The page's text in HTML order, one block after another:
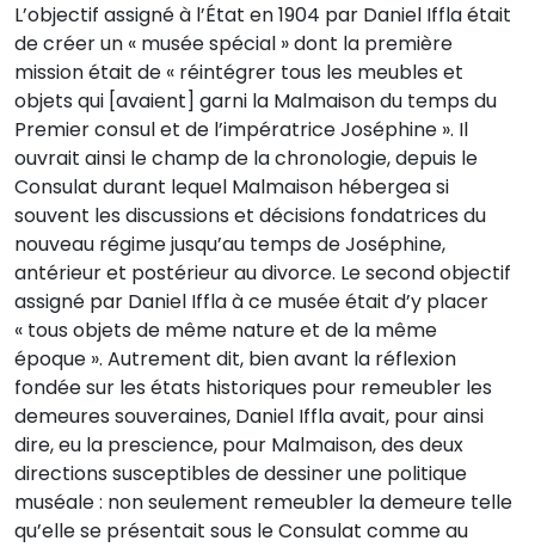
L’objectif assigné à l’État en 1904 par Daniel Iffla était
de créer un « musée spécial » dont la première
mission était de « réintégrer tous les meubles et
objets qui [avaient] garni la Malmaison du temps du
Premier consul et de l’impératrice Joséphine ». Il
ouvrait ainsi le champ de la chronologie, depuis le
Consulat durant lequel Malmaison hébergea si
souvent les discussions et décisions fondatrices du
nouveau régime jusqu’au temps de Joséphine,
antérieur et postérieur au divorce. Le second objectif
assigné par Daniel Iffla à ce musée était d’y placer
« tous objets de même nature et de la même
époque ». Autrement dit, bien avant la réflexion
fondée sur les états historiques pour remeubler les
demeures souveraines, Daniel Iffla avait, pour ainsi
dire, eu la prescience, pour Malmaison, des deux
directions susceptibles de dessiner une politique
muséale : non seulement remeubler la demeure telle
qu’elle se présentait sous le Consulat comme au